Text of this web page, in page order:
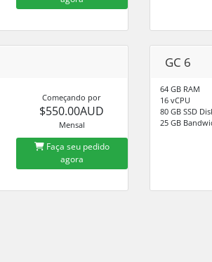
Começando por
$550.00AUD
Mensal
Faça seu pedido
agora
GC 6
64 GB RAM
16 vCPU
80 GB SSD
25 GB